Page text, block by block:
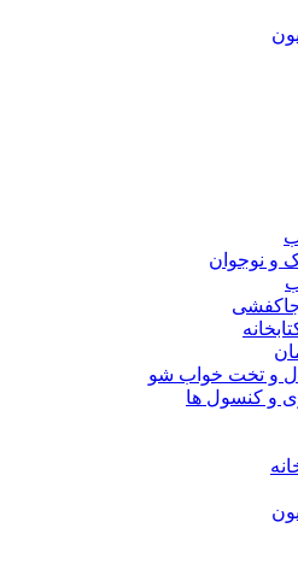
و نوجوان
و تخت خواب شو
و کنسول ها